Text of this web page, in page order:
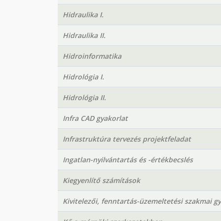
Hidraulika I.
Hidraulika II.
Hidroinformatika
Hidrológia I.
Hidrológia II.
Infra CAD gyakorlat
Infrastruktúra tervezés projektfeladat
Ingatlan-nyilvántartás és -értékbecslés
Kiegyenlítő számítások
Kivitelezői, fenntartás-üzemeltetési szakmai